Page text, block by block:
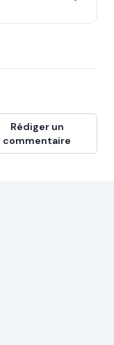
Rédiger un
commentaire